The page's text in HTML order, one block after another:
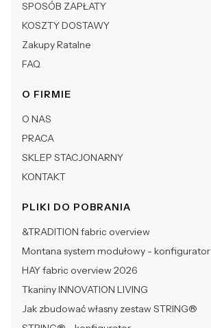
SPOSÓB ZAPŁATY
KOSZTY DOSTAWY
Zakupy Ratalne
FAQ
O FIRMIE
O NAS
PRACA
SKLEP STACJONARNY
KONTAKT
PLIKI DO POBRANIA
&TRADITION fabric overview
Montana system modułowy - konfigurator
HAY fabric overview 2026
Tkaniny INNOVATION LIVING
Jak zbudować własny zestaw STRING®